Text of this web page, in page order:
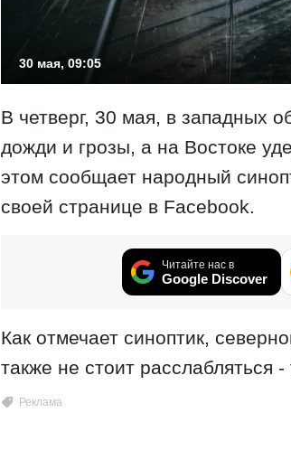
30 мая, 09:05
В четверг, 30 мая, в западных
дожди и грозы, а на Востоке
этом сообщает народный
своей странице в Facebook.
Читайте нас в
Google Discover
Как отмечает синоптик,
также не стоит расслабляться